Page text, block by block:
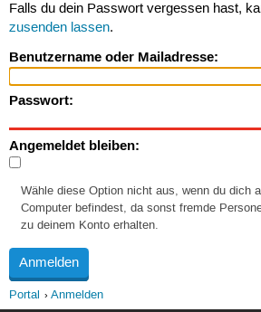
Falls du dein Passwort vergessen hast,
zusenden lassen.
Benutzername oder Mailadresse:
Passwort:
Angemeldet bleiben:
Wähle diese Option nicht aus, wenn du dich
Computer befindest, da sonst fremde
zu deinem Konto erhalten.
Portal Anmelden